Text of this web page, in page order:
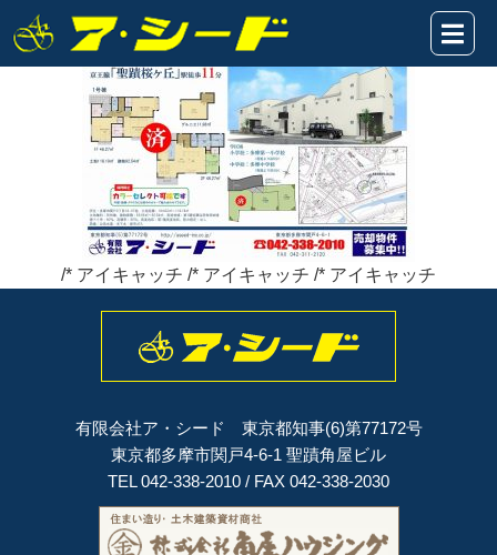
関戸3丁目★販売図新築●A面2022.10.25 2022年10月25日
/* アイキャッチ /* アイキャッチ /* アイキャッチ
有限会社ア・シード 東京都知事(6)第77172号
東京都多摩市関戸4-6-1 聖蹟角屋ビル
TEL 042-338-2010 / FAX 042-338-2030